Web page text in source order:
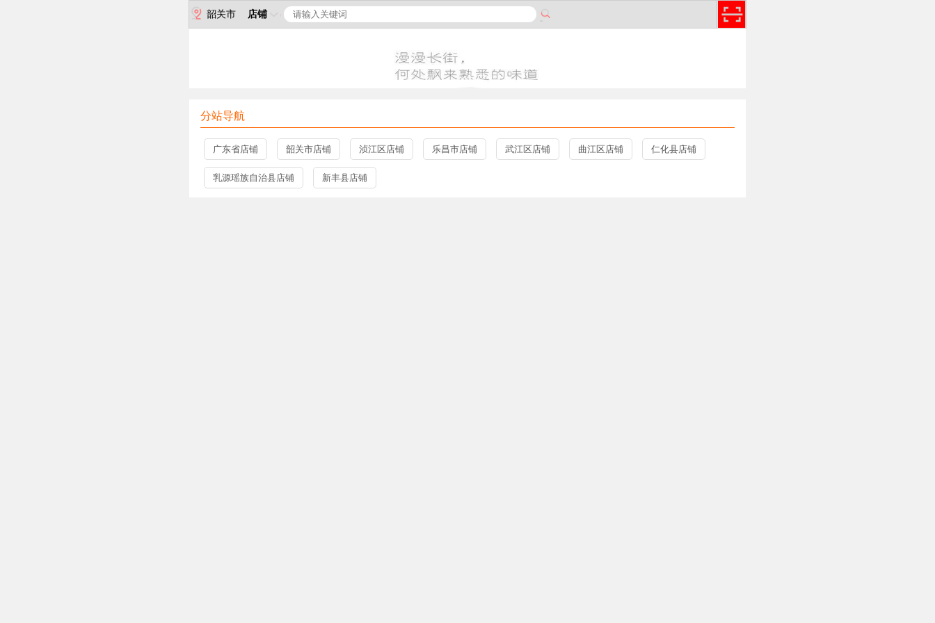
韶关市 店铺
分站导航
广东省店铺 韶关市店铺 浈江区店铺 乐昌市店铺 武江区店铺 曲江区店铺 仁化县店铺
乳源瑶族自治县店铺 新丰县店铺